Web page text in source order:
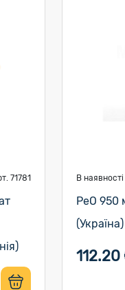
71781 В наявності
РеО 950
(Україна)
112.20